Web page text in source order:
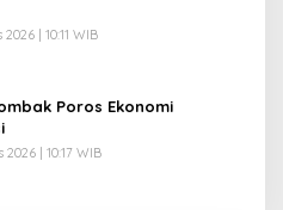
| 10:11 WIB
Poros Ekonomi
| 10:17 WIB